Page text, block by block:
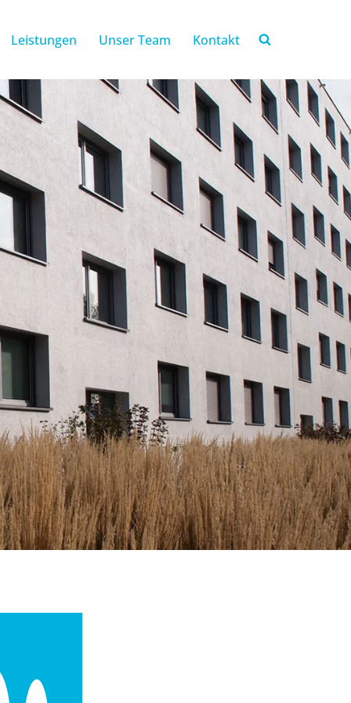
Leistungen Unser Team Kontakt